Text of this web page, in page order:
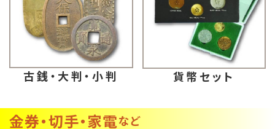
古銭・大判・小判 貨幣セット
金券・切手・家電など